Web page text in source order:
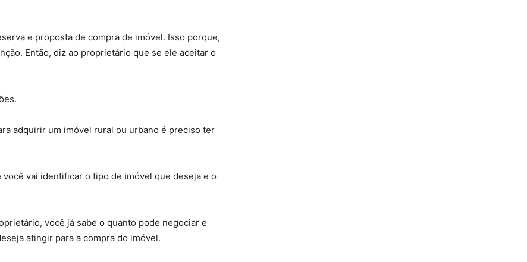
e proposta de compra de imóvel. Isso porque,
Então, diz ao proprietário que se ele aceitar o
adquirir um imóvel rural ou urbano é preciso ter
vai identificar o tipo de imóvel que deseja e o
você já sabe o quanto pode negociar e
atingir para a compra do imóvel.